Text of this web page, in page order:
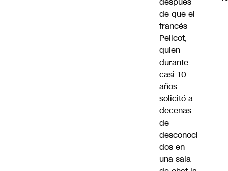
de que el
francés
Pelicot,
quien
durante
casi 10
años
solicitó a
decenas
de
desconoci
dos en
una sala